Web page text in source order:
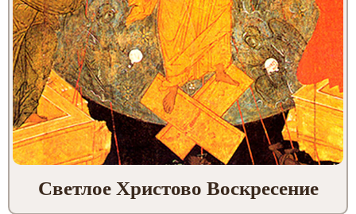
Светлое Христово Воскресение